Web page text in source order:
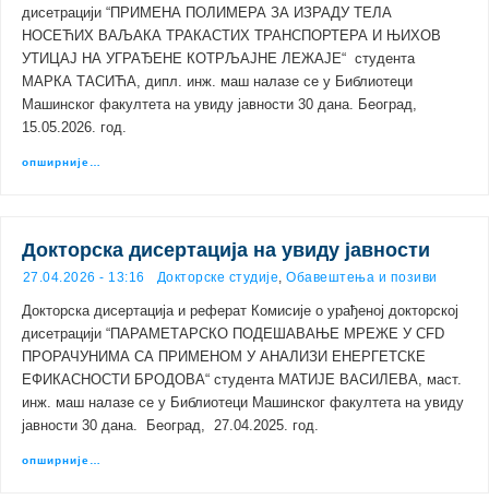
дисетрацији “ПРИМЕНА ПОЛИМЕРА ЗА ИЗРАДУ ТЕЛА
НОСЕЋИХ ВАЉАКА ТРАКАСТИХ ТРАНСПОРТЕРА И ЊИХОВ
УТИЦАЈ НА УГРАЂЕНЕ КОТРЉАЈНЕ ЛЕЖАЈЕ“ студента
МАРКА ТАСИЋА, дипл. инж. маш налазе се у Библиотеци
Машинског факултета на увиду јавности 30 дана. Београд,
15.05.2026. год.
опширније…
Докторска дисертација на увиду јавности
27.04.2026 - 13:16 Докторске студије,Обавештења и позиви
Докторска дисертација и реферат Комисије о урађеној докторској
дисетрацији “ПАРАМЕТАРСКО ПОДЕШАВАЊЕ МРЕЖЕ У CFD
ПРОРАЧУНИМА СА ПРИМЕНОМ У АНАЛИЗИ ЕНЕРГЕТСКЕ
ЕФИКАСНОСТИ БРОДОВА“ студента МАТИЈЕ ВАСИЛЕВА, маст.
инж. маш налазе се у Библиотеци Машинског факултета на увиду
јавности 30 дана. Београд, 27.04.2025. год.
опширније…